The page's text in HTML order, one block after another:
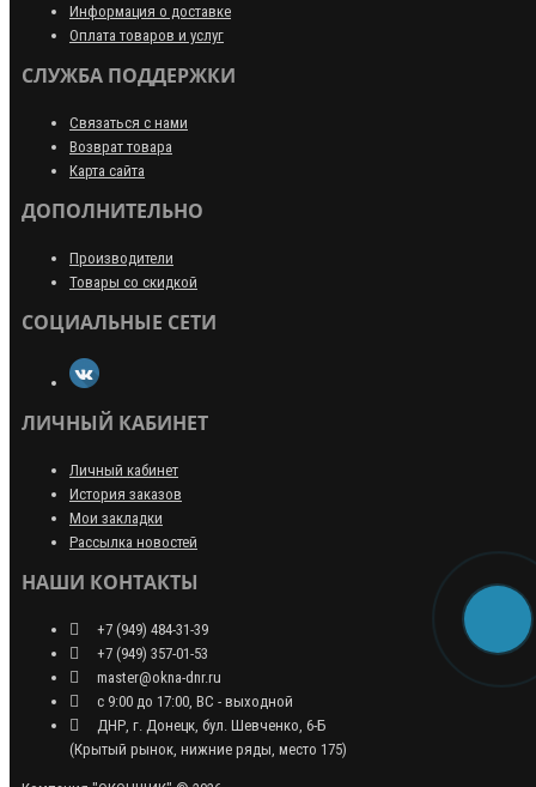
Информация о доставке
Оплата товаров и услуг
СЛУЖБА ПОДДЕРЖКИ
Связаться с нами
Возврат товара
Карта сайта
ДОПОЛНИТЕЛЬНО
Производители
Товары со скидкой
СОЦИАЛЬНЫЕ СЕТИ
ЛИЧНЫЙ КАБИНЕТ
Личный кабинет
История заказов
Мои закладки
Рассылка новостей
НАШИ КОНТАКТЫ
+7 (949) 484-31-39
+7 (949) 357-01-53
master@okna-dnr.ru
с 9:00 до 17:00, ВС - выходной
ДНР, г. Донецк, бул. Шевченко, 6-Б
(Крытый рынок, нижние ряды, место 175)